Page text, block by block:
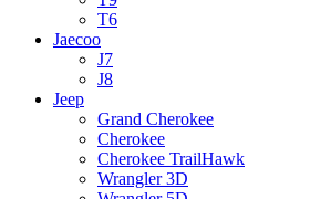
T6
Jaecoo
J7
J8
Jeep
Grand Cherokee
Cherokee
Cherokee TrailHawk
Wrangler 3D